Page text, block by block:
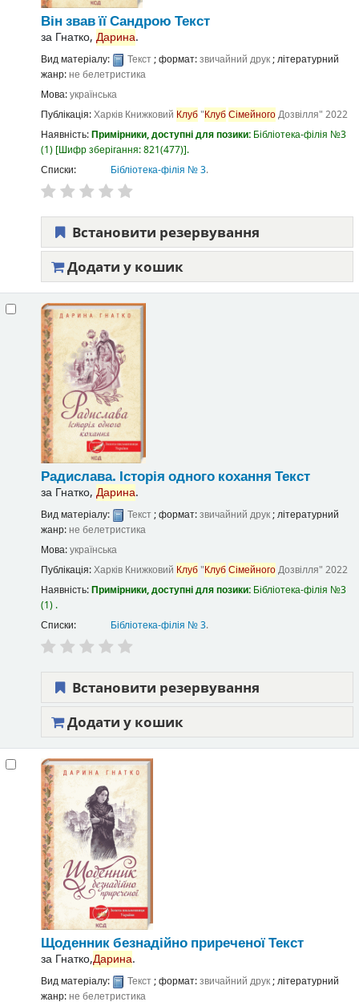
Він звав її Сандрою Текст
за Гнатко, Дарина.
Вид матеріалу: Текст; формат:звичайний друк; літературний
жанр:не белетристика
Мова:українська
Публікація:Харків Книжковий Клуб"КлубСімейногоДозвілля" 2022
Наявність:Примірники, доступні для позики: Бібліотека-філія №3
(1) Шифр зберігання:821(477) .
Списки:
Бібліотека-філія № 3.
Встановити резервування
Додати у кошик
Радислава. Історія одного кохання Текст
за Гнатко, Дарина.
Вид матеріалу: Текст; формат:звичайний друк; літературний
жанр: не белетристика
Мова:українська
Публікація:Харків Книжковий Клуб"КлубСімейногоДозвілля" 2022
Наявність:Примірники, доступні для позики: Бібліотека-філія №3
(1) .
Списки:
Бібліотека-філія № 3.
Встановити резервування
Додати у кошик
Щоденник безнадійно приреченоїТекст
за Гнатко,Дарина.
Вид матеріалу: Текст; формат:звичайний друк; літературний
жанр:не белетристика